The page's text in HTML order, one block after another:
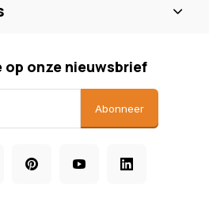
op onze nieuwsbrief
Abonneer